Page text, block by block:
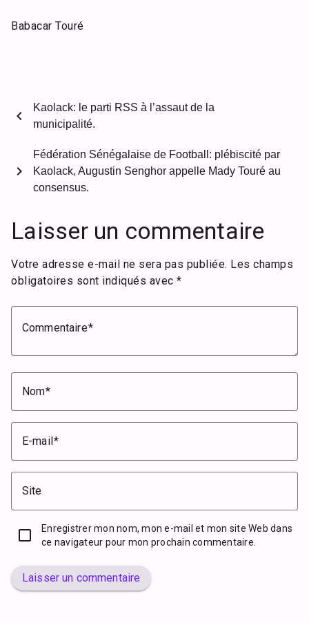
Babacar Touré
chevron_left
Kaolack: le parti RSS à l’assaut de la
municipalité.
Fédération Sénégalaise de Football: plébiscité par
Kaolack, Augustin Senghor appelle Mady Touré au
consensus.
chevron_right
Laisser un commentaire
Votre adresse e-mail ne sera pas publiée. Les champs
obligatoires sont indiqués avec *
Commentaire
Nom
E-mail
Site
Enregistrer mon nom, mon e-mail et mon site Web dans
ce navigateur pour mon prochain commentaire.
Laisser un commentaire